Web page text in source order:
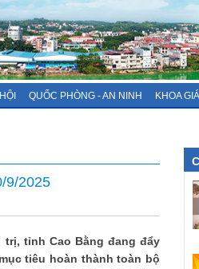
QUỐC PHÒNG - AN NINH KHOA
9/2025
tỉnh Cao Bằng đang đẩy
tiêu hoàn thành toàn bộ